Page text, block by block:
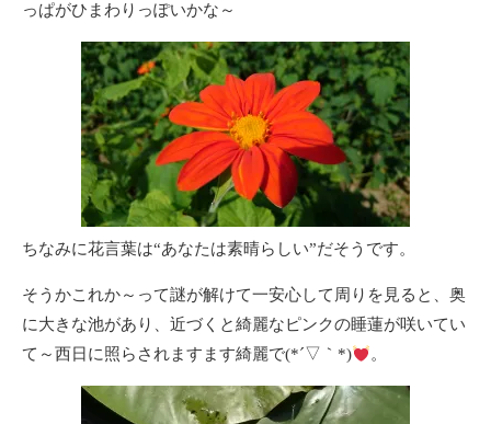
っぱがひまわりっぽいかな～
ちなみに花言葉は“あなたは素晴らしい”だそうです。
そうかこれか～って謎が解けて一安心して周りを見ると、奥
に大きな池があり、近づくと綺麗なピンクの睡蓮が咲いてい
て～西日に照らされますます綺麗で(*´▽｀*)
。